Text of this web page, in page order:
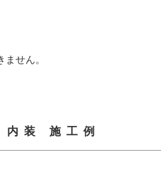
せん。
内装 施工例